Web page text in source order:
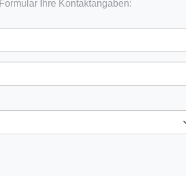
Formular Ihre Kontaktangaben: